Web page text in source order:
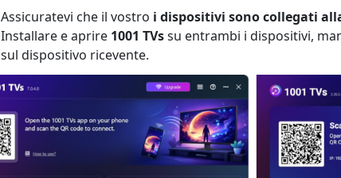
Assicuratevi che il vostro i dispositivi sono collegati
Installare e aprire 1001 TVssu entrambi i dispositivi,
sul dispositivo ricevente.